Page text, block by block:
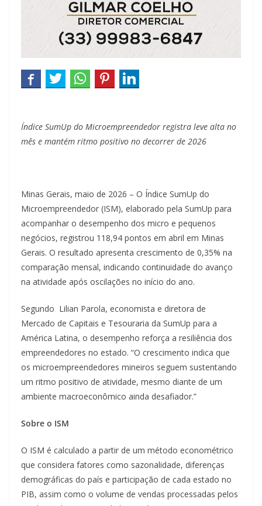
Índice SumUp do Microempreendedor registra leve alta no
mês e mantém ritmo positivo no decorrer de 2026
Minas Gerais, maio de 2026 – O Índice SumUp do
Microempreendedor (ISM), elaborado pela SumUp para
acompanhar o desempenho dos micro e pequenos
negócios, registrou 118,94 pontos em abril em Minas
Gerais. O resultado apresenta crescimento de 0,35% na
comparação mensal, indicando continuidade do avanço
na atividade após oscilações no início do ano.
Segundo Lilian Parola, economista e diretora de
Mercado de Capitais e Tesouraria da SumUp para a
América Latina, o desempenho reforça a resiliência dos
empreendedores no estado. “O crescimento indica que
os microempreendedores mineiros seguem sustentando
um ritmo positivo de atividade, mesmo diante de um
ambiente macroeconômico ainda desafiador.”
Sobre o ISM
O ISM é calculado a partir de um método econométrico
que considera fatores como sazonalidade, diferenças
demográficas do país e participação de cada estado no
PIB, assim como o volume de vendas processadas pelos